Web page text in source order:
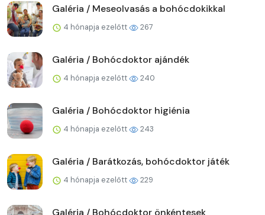
Galéria / Meseolvasás a bohócdokikkal
4 hónapja ezelőtt 267
Galéria / Bohócdoktor ajándék
4 hónapja ezelőtt 240
Galéria / Bohócdoktor higiénia
4 hónapja ezelőtt 243
Galéria / Barátkozás, bohócdoktor játék
4 hónapja ezelőtt 229
Galéria / Bohócdoktor önkéntesek